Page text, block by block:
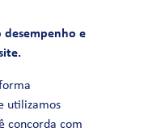
desempenho e
utilizamos
concorda com